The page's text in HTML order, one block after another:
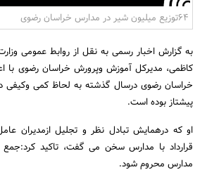
64توزیع میلیون شیر در مدارس خراسان رضوی
به گزارش اخبار رسمی به نقل از روابط عمومی
کاظمی، مدیرکل آموزش وپرورش خراسان رضوی با
خراسان رضوی درسال گذشته به لحاظ کمی وکیفی
پیشتاز بوده است.
او که درهمایش تبادل نظر و تجلیل ازمدیران
قرارداد با مدارس سخن می گفت، تاکید کرد:جمع
مدارس محروم شود.